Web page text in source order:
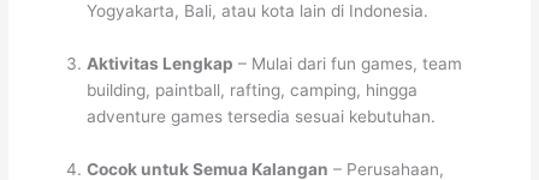
Yogyakarta, Bali, atau kota lain di Indonesia.
Aktivitas Lengkap – Mulai dari fun games, team
building, paintball, rafting, camping, hingga
adventure games tersedia sesuai kebutuhan.
Cocok untuk Semua Kalangan – Perusahaan,